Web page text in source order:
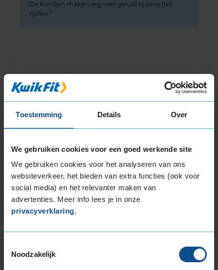
Toestemming Details Over
We gebruiken cookies voor een goed werkende site
We gebruiken cookies voor het analyseren van ons
websiteverkeer, het bieden van extra functies (ook voor
social media) en het relevanter maken van
advertenties. Meer info lees je in onze
privacyverklaring.
Noodzakelijk
De banden maken erg veel geluid tijdens het
rijden.
9,0
Auto VW Golf 1.4 TSi ACT BlueMotion/TSi BlueMotion
Kilometer per jaar25.000 tot 50.000 km
Lekker stil en zelfs bij slecht weer goede grip in
bochten.